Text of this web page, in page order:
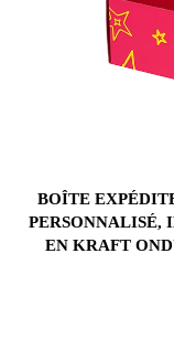
BOÎTE
PERSONNALISÉ,
EN KRAFT